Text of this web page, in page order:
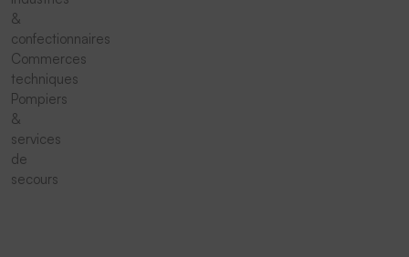
&
confectionnaires
Commerces
techniques
Pompiers
&
services
de
secours